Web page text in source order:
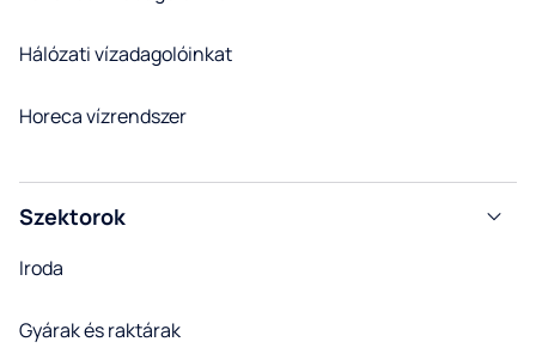
Hálózati vízadagolóinkat
Horeca vízrendszer
Szektorok
Iroda
Gyárak és raktárak